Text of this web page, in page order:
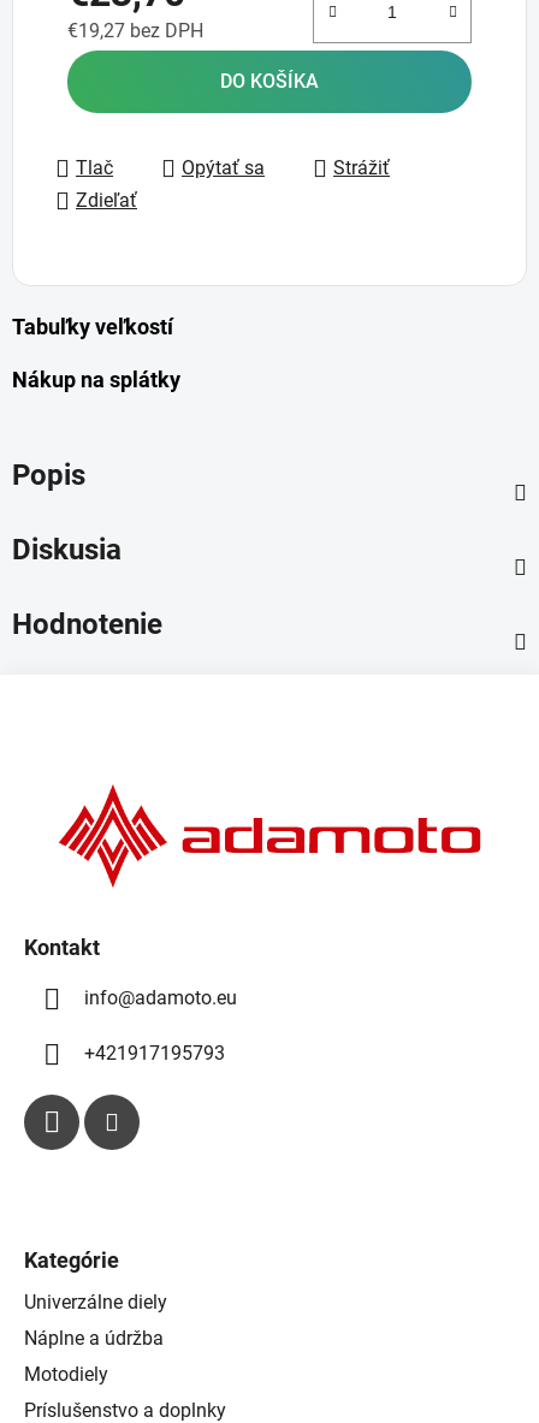
€19,27 bez DPH
Jednotková cena:
DO KOŠÍKA
Tlač Opýtať sa
Strážiť
Zdieľať
Tabuľky veľkostí
Nákup na splátky
Popis
Diskusia
Hodnotenie
Kontakt
info@adamoto.eu
+421917195793
Kategórie
Univerzálne diely
Náplne a údržba
Motodiely
Príslušenstvo a doplnky